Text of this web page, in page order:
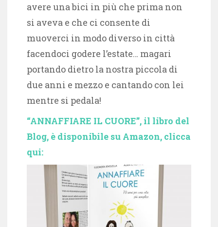
avere una bici in più che prima non
si aveva e che ci consente di
muoverci in modo diverso in città
facendoci godere l’estate… magari
portando dietro la nostra piccola di
due anni e mezzo e cantando con lei
mentre si pedala!
“ANNAFFIARE IL CUORE”, il libro del
Blog, è disponibile su Amazon, clicca
qui: